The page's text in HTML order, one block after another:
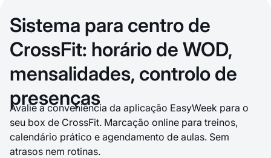
Sistema para centro de
CrossFit: horário de WOD,
mensalidades, controlo de
presenças
Avalie a conveniência da aplicação EasyWeek para o
seu box de CrossFit. Marcação online para treinos,
calendário prático e agendamento de aulas. Sem
atrasos nem rotinas.